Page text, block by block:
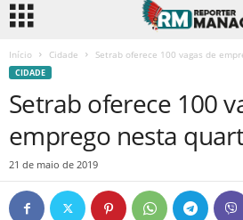
Início Cidade Setrab oferece 100 vagas de
CIDADE
Setrab oferece 100
emprego nesta
21 de maio de 2019